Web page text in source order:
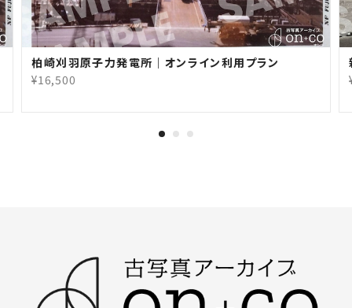
柏崎刈羽原子力発電所｜オンライン利用プラン
¥16,500